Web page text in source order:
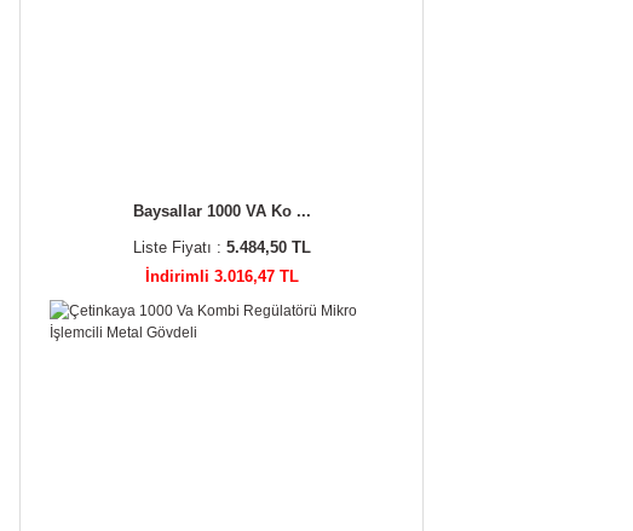
Baysallar 1000 VA Ko ...
Liste Fiyatı : 5.484,50 TL
İndirimli 3.016,47 TL